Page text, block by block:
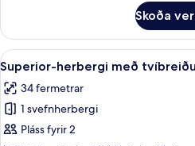
manns
Standard-
herbergi
Skoða
Skoða
allar
myndir
fyrir
Superior-
10
Superior-herbergi með
34 fermetrar
1 svefnherbergi
Pláss fyrir 2